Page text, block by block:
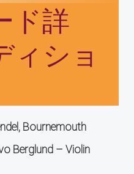
ド詳
ィショ
Bournemouth
Berglund ‎– Violin